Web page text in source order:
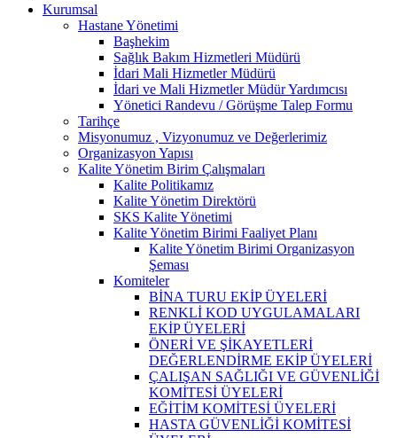
Kurumsal
Hastane Yönetimi
Başhekim
Sağlık Bakım Hizmetleri Müdürü
İdari Mali Hizmetler Müdürü
İdari ve Mali Hizmetler Müdür Yardımcısı
Yönetici Randevu / Görüşme Talep Formu
Tarihçe
Misyonumuz , Vizyonumuz ve Değerlerimiz
Organizasyon Yapısı
Kalite Yönetim Birim Çalışmaları
Kalite Politikamız
Kalite Yönetim Direktörü
SKS Kalite Yönetimi
Kalite Yönetim Birimi Faaliyet Planı
Kalite Yönetim Birimi Organizasyon
Şeması
Komiteler
BİNA TURU EKİP ÜYELERİ
RENKLİ KOD UYGULAMALARI
EKİP ÜYELERİ
ÖNERİ VE ŞİKAYETLERİ
DEĞERLENDİRME EKİP ÜYELERİ
ÇALIŞAN SAĞLIĞI VE GÜVENLİĞİ
KOMİTESİ ÜYELERİ
EĞİTİM KOMİTESİ ÜYELERİ
HASTA GÜVENLİĞİ KOMİTESİ